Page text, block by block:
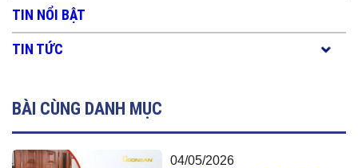
TIN NỔI BẬT
TIN TỨC
BÀI CÙNG DANH MỤC
04/05/2026